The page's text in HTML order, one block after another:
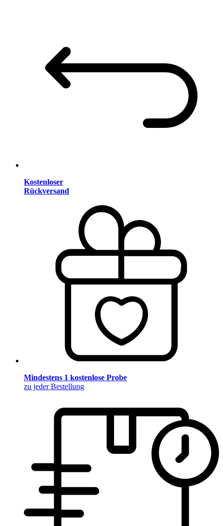
Kostenloser
Rückversand
Mindestens 1 kostenlose Probe
zu jeder Bestellung